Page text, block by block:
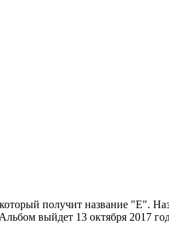
получит название "E".
выйдет 13 октября 2017